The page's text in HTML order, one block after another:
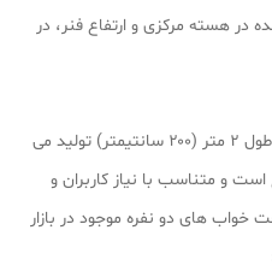
در هسته مرکزی و ارتفاع فنر، در
به صورت استاندارد تخت خواب ها با طول ۲ متر (۲۰۰ سانتیمتر) تولید می
و متناسب با نیاز کاربران و
های دو نفره موجود در بازار